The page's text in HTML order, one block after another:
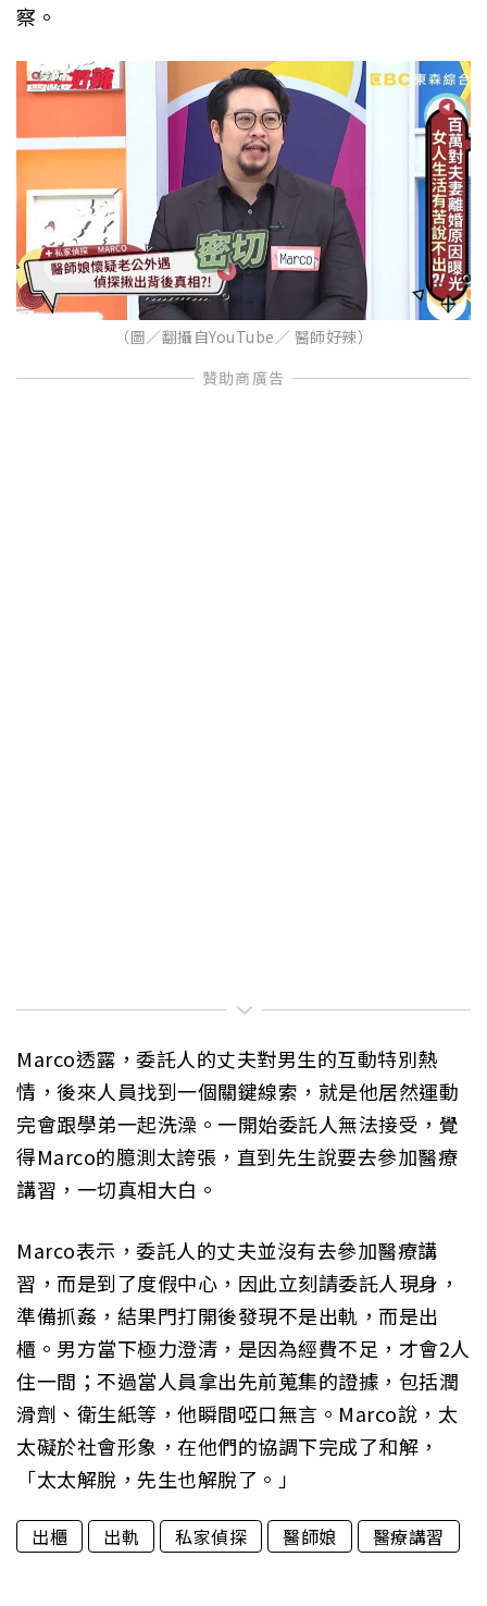
察。
（圖／翻攝自YouTube／ 醫師好辣）
Marco透露，委託人的丈夫對男生的互動特別熱
情，後來人員找到一個關鍵線索，就是他居然運動
完會跟學弟一起洗澡。一開始委託人無法接受，覺
得Marco的臆測太誇張，直到先生說要去參加醫療
講習，一切真相大白。
Marco表示，委託人的丈夫並沒有去參加醫療講
習，而是到了度假中心，因此立刻請委託人現身，
準備抓姦，結果門打開後發現不是出軌，而是出
櫃。男方當下極力澄清，是因為經費不足，才會2人
住一間；不過當人員拿出先前蒐集的證據，包括潤
滑劑、衛生紙等，他瞬間啞口無言。Marco說，太
太礙於社會形象，在他們的協調下完成了和解，
「太太解脫，先生也解脫了。」
出櫃 出軌 私家偵探 醫師娘 醫療講習